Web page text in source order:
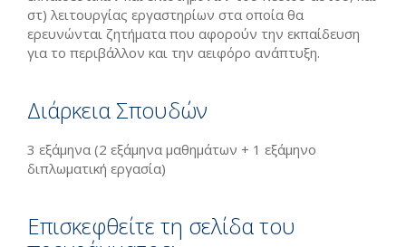
στ) λειτουργίας εργαστηρίων στα οποία θα
ερευνώνται ζητήµατα που αφορούν την εκπαίδευση
για το περιβάλλον και την αειφόρο ανάπτυξη.
Διάρκεια Σπουδών
3 εξάμηνα (2 εξάμηνα μαθημάτων + 1 εξάμηνο
διπλωματική εργασία)
Επισκεφθείτε τη σελίδα του